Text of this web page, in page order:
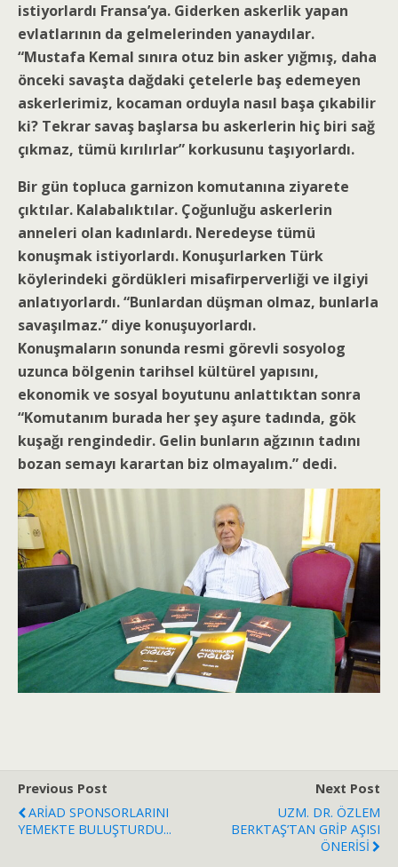
istiyorlardı Fransa’ya. Giderken askerlik yapan
evlatlarının da gelmelerinden yanaydılar.
“Mustafa Kemal sınıra otuz bin asker yığmış, daha
önceki savaşta dağdaki çetelerle baş edemeyen
askerlerimiz, kocaman orduyla nasıl başa çıkabilir
ki? Tekrar savaş başlarsa bu askerlerin hiç biri sağ
çıkmaz, tümü kırılırlar” korkusunu taşıyorlardı.
Bir gün topluca garnizon komutanına ziyarete
çıktılar. Kalabalıktılar. Çoğunluğu askerlerin
anneleri olan kadınlardı. Neredeyse tümü
konuşmak istiyorlardı. Konuşurlarken Türk
köylerindeki gördükleri misafirperverliği ve ilgiyi
anlatıyorlardı. “Bunlardan düşman olmaz, bunlarla
savaşılmaz.” diye konuşuyorlardı.
Konuşmaların sonunda resmi görevli sosyolog
uzunca bölgenin tarihsel kültürel yapısını,
ekonomik ve sosyal boyutunu anlattıktan sonra
“Komutanım burada her şey aşure tadında, gök
kuşağı rengindedir. Gelin bunların ağzının tadını
bozan semayı karartan biz olmayalım.” dedi.
Previous Post
ARİAD SPONSORLARINI
YEMEKTE BULUŞTURDU...
Next Post
UZM. DR. ÖZLEM
BERKTAŞ’TAN GRİP AŞISI
ÖNERİSİ